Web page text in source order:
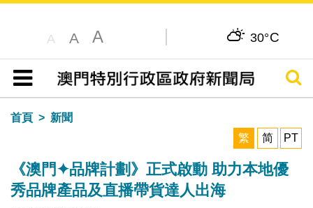
A A A 30°C
目錄
搜尋
首頁
新聞
繁
简 PT
《澳門✦品牌計劃》正式啟動 助力本地優
秀品牌產品及直播帶貨達人出海